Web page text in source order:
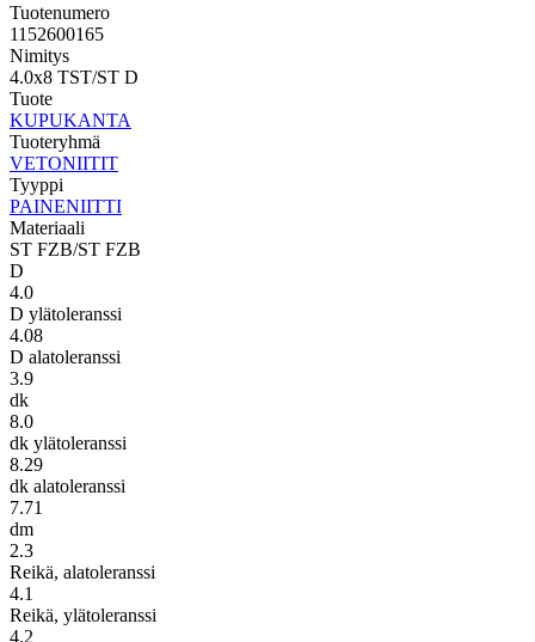
Tuotenumero
1152600165
Nimitys
4.0x8 TST/ST D
Tuote
KUPUKANTA
Tuoteryhmä
VETONIITIT
Tyyppi
PAINENIITTI
Materiaali
ST FZB/ST FZB
D
4.0
D ylätoleranssi
4.08
D alatoleranssi
3.9
dk
8.0
dk ylätoleranssi
8.29
dk alatoleranssi
7.71
dm
2.3
Reikä, alatoleranssi
4.1
Reikä, ylätoleranssi
4.2